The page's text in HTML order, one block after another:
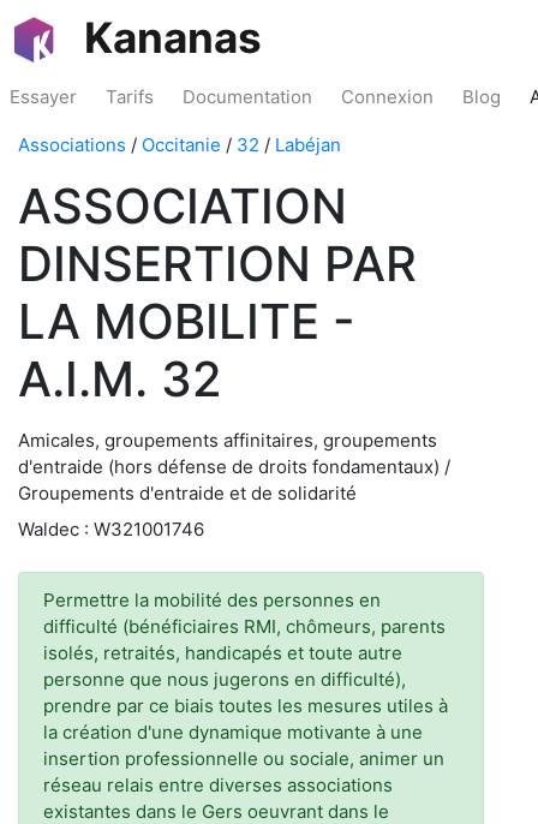
Kananas
Essayer Tarifs Documentation Connexion Blog
Associations / Occitanie / 32 / Labéjan
ASSOCIATION
DINSERTION PAR
LA MOBILITE -
A.I.M. 32
Amicales, groupements affinitaires, groupements
d'entraide (hors défense de droits fondamentaux) /
Groupements d'entraide et de solidarité
Waldec : W321001746
Permettre la mobilité des personnes en
difficulté (bénéficiaires RMI, chômeurs, parents
isolés, retraités, handicapés et toute autre
personne que nous jugerons en difficulté),
prendre par ce biais toutes les mesures utiles à
la création d'une dynamique motivante à une
insertion professionnelle ou sociale, animer un
réseau relais entre diverses associations
existantes dans le Gers oeuvrant dans le